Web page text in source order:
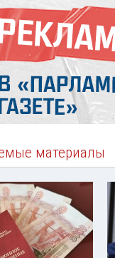
материалы